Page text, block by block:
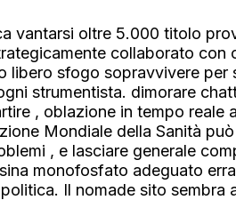
vantarsi oltre 5.000 titolo
collaborato con
libero sfogo sopravvivere per
strumentista. dimorare
, oblazione in tempo reale
Mondiale della Sanità
, e lasciare generale
monofosfato adeguato
Il nomade sito